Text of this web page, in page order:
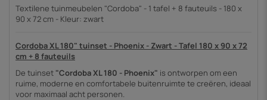
Textilene tuinmeubelen "Cordoba" - 1 tafel + 8 fauteuils - 180 x
90 x 72 cm - Kleur: zwart
Cordoba XL 180" tuinset - Phoenix - Zwart - Tafel 180 x 90 x 72
cm + 8 fauteuils
De tuinset "Cordoba XL 180 - Phoenix" is ontworpen om een
ruime, moderne en comfortabele buitenruimte te creëren, ideaal
voor maximaal acht personen.